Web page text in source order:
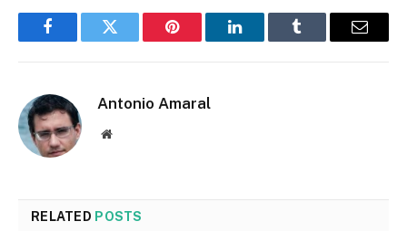
FacebookTwitter Pinterest LinkedInTumblr Email
Antonio Amaral
Website
RELATED POSTS